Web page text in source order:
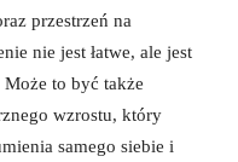
przestrzeń na
nie jest łatwe, ale jest
to być także
wzrostu, który
samego siebie i